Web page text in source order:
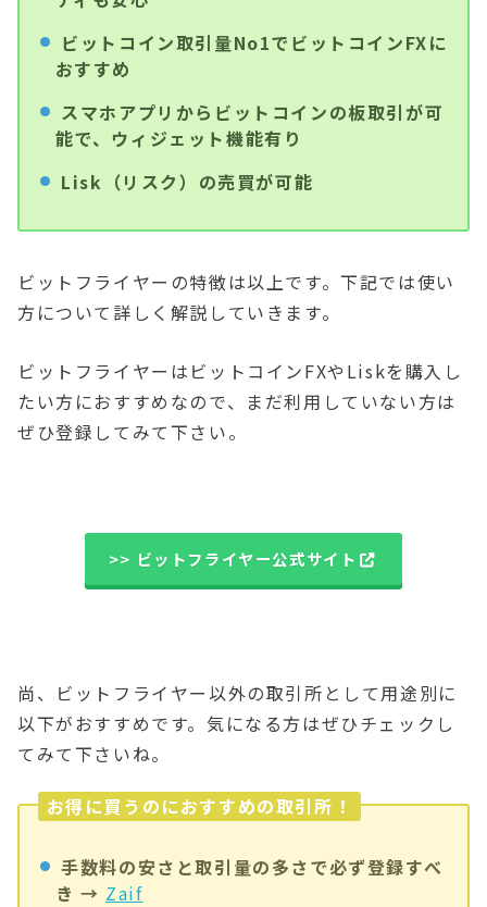
ビットコイン取引量No1でビットコインFXに
おすすめ
スマホアプリからビットコインの板取引が可
能で、ウィジェット機能有り
Lisk（リスク）の売買が可能
ビットフライヤーの特徴は以上です。下記では使い
方について詳しく解説していきます。
ビットフライヤーはビットコインFXやLiskを購入し
たい方におすすめなので、まだ利用していない方は
ぜひ登録してみて下さい。
>> ビットフライヤー公式サイト
尚、ビットフライヤー以外の取引所として用途別に
以下がおすすめです。気になる方はぜひチェックし
てみて下さいね。
お得に買うのにおすすめの取引所！
手数料の安さと取引量の多さで必ず登録すべ
き → Zaif